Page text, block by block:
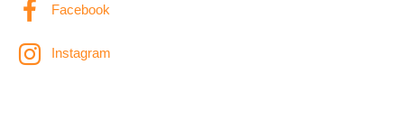
Facebook
Instagram